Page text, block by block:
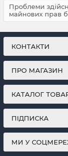
Проблеми
майнових прав
КОНТАКТИ
ПРО МАГАЗИН
КАТАЛОГ
ПІДПИСКА
МИ У